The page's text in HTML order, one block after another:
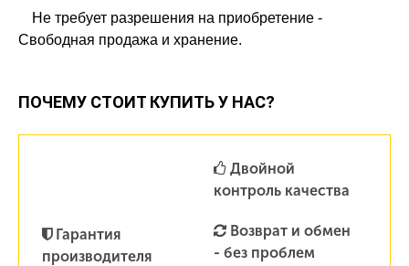
Не требует разрешения на приобретение -
Свободная продажа и хранение.
ПОЧЕМУ СТОИТ КУПИТЬ У НАС?
Гарантия
производителя
Двойной
контроль качества
Возврат и обмен
- без проблем